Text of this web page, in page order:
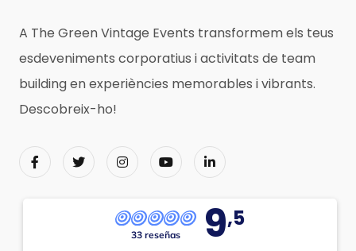
A The Green Vintage Events transformem els teus
esdeveniments corporatius i activitats de team
building en experiències memorables i vibrants.
Descobreix-ho!
33 reseñas 9,5